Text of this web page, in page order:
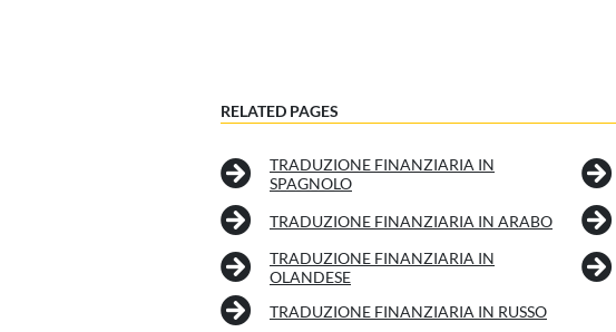
RELATED PAGES
TRADUZIONE FINANZIARIA IN
SPAGNOLO
TRADUZIONE FINANZIARIA IN ARABO
TRADUZIONE FINANZIARIA IN
OLANDESE
TRADUZIONE FINANZIARIA IN RUSSO